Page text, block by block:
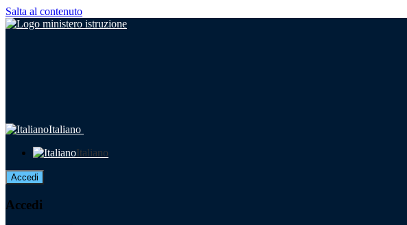
Salta al contenuto
Italiano
Italiano
Accedi
Accedi